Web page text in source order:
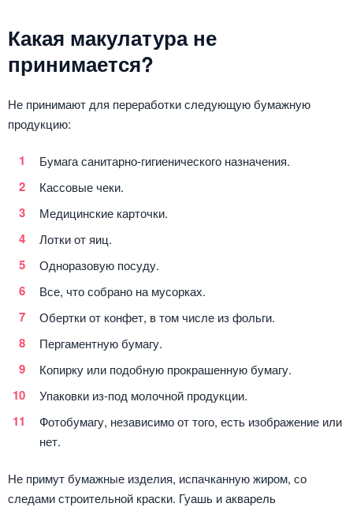
Какая макулатура не
принимается?
Не принимают для переработки следующую бумажную
продукцию:
Бумага санитарно-гигиенического назначения.
Кассовые чеки.
Медицинские карточки.
Лотки от яиц.
Одноразовую посуду.
Все, что собрано на мусорках.
Обертки от конфет, в том числе из фольги.
Пергаментную бумагу.
Копирку или подобную прокрашенную бумагу.
Упаковки из-под молочной продукции.
Фотобумагу, независимо от того, есть изображение или
нет.
Не примут бумажные изделия, испачканную жиром, со
следами строительной краски. Гуашь и акварель